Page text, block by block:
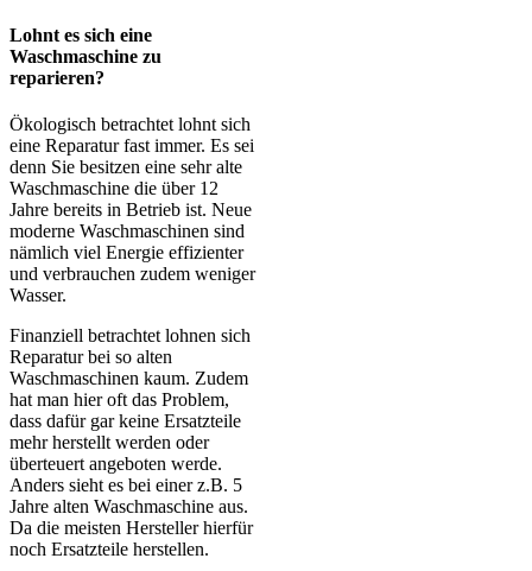
Lohnt es sich eine
Waschmaschine zu
reparieren?
Ökologisch betrachtet lohnt sich
eine Reparatur fast immer. Es sei
denn Sie besitzen eine sehr alte
Waschmaschine die über 12
Jahre bereits in Betrieb ist. Neue
moderne Waschmaschinen sind
nämlich viel Energie effizienter
und verbrauchen zudem weniger
Wasser.
Finanziell betrachtet lohnen sich
Reparatur bei so alten
Waschmaschinen kaum. Zudem
hat man hier oft das Problem,
dass dafür gar keine Ersatzteile
mehr herstellt werden oder
überteuert angeboten werde.
Anders sieht es bei einer z.B. 5
Jahre alten Waschmaschine aus.
Da die meisten Hersteller hierfür
noch Ersatzteile herstellen.